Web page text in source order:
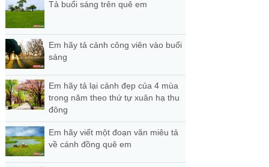
Tả buổi sáng trên quê em
Em hãy tả cảnh công viên vào buổi
sáng
Em hãy tả lại cảnh đẹp của 4 mùa
trong năm theo thứ tự xuân hạ thu
đông
Em hãy viết một đoạn văn miêu tả
về cánh đồng quê em